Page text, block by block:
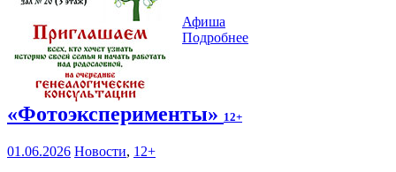
Афиша
Подробнее
«Фотоэксперименты» 12+
01.06.2026 Новости, 12+